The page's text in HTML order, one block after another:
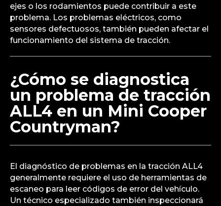
ejes o los rodamientos puede contribuir a este
problema. Los problemas eléctricos, como
sensores defectuosos, también pueden afectar el
funcionamiento del sistema de tracción.
¿Cómo se diagnostica
un problema de tracción
ALL4 en un Mini Cooper
Countryman?
El diagnóstico de problemas en la tracción ALL4
generalmente requiere el uso de herramientas de
escaneo para leer códigos de error del vehículo.
Un técnico especializado también inspeccionará